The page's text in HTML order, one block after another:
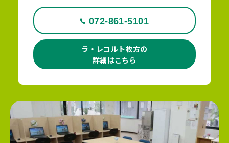
072-861-5101
ラ・レコルト枚方の
詳細はこちら